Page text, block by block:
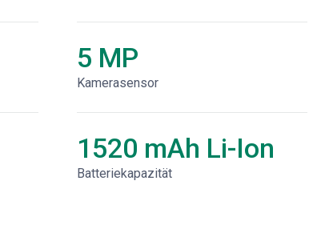
5 MP
Kamerasensor
1520 mAh Li-Ion
Batteriekapazität